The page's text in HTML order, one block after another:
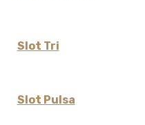
Slot Tri
Slot Pulsa